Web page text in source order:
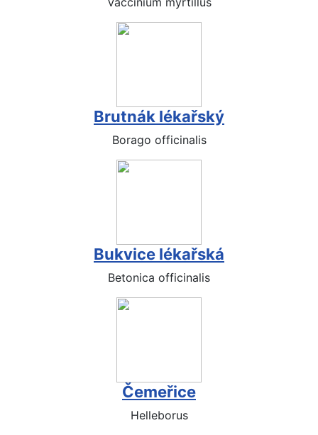
Brutnák lékařský
Borago officinalis
Bukvice lékařská
Betonica officinalis
Čemeřice
Helleborus